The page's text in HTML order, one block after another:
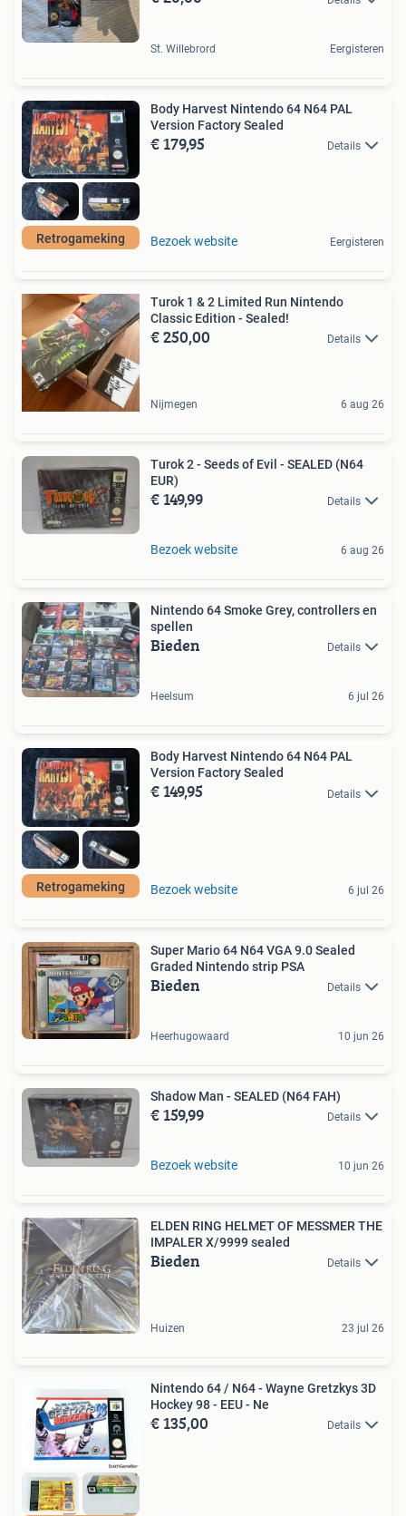
St. Willebrord Eergisteren
Retrogameking
Body Harvest Nintendo 64 N64 PAL
Version Factory Sealed
€ 179,95 Details
Bezoek website Eergisteren
Turok 1 & 2 Limited Run Nintendo
Classic Edition - Sealed!
€ 250,00 Details
Nijmegen 6 aug 26
Turok 2 - Seeds of Evil - SEALED (N64
EUR)
€ 149,99 Details
Bezoek website 6 aug 26
Nintendo 64 Smoke Grey, controllers en
spellen
Bieden Details
Heelsum 6 jul 26
Retrogameking
Body Harvest Nintendo 64 N64 PAL
Version Factory Sealed
€ 149,95 Details
Bezoek website 6 jul 26
Super Mario 64 N64 VGA 9.0 Sealed
Graded Nintendo strip PSA
Bieden Details
Heerhugowaard 10 jun 26
Shadow Man - SEALED (N64 FAH)
€ 159,99 Details
Bezoek website 10 jun 26
ELDEN RING HELMET OF MESSMER THE
IMPALER X/9999 sealed
Bieden Details
Huizen 23 jul 26
Nintendo 64 / N64 - Wayne Gretzkys 3D
Hockey 98 - EEU - Ne
€ 135,00 Details